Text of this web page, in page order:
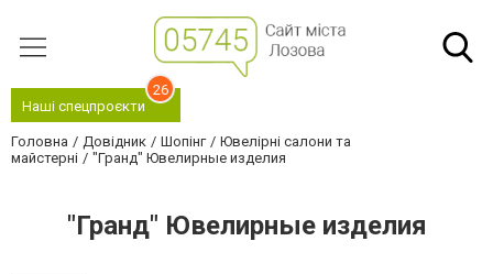
Наші спецпроєкти
26
Головна Довідник Шопінг
Ювелірні салони та
майстерні
"Гранд" Ювелирные изделия
"Гранд" Ювелирные изделия